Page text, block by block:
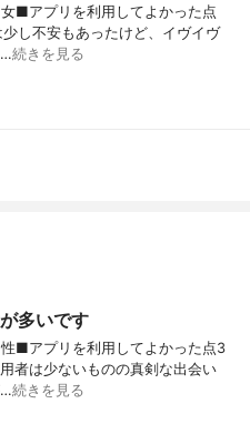
■アプリを利用してよかった点
し不安もあったけど、イヴイヴ
…続きを見る
多いです
■アプリを利用してよかった点3
者は少ないものの真剣な出会い
…続きを見る